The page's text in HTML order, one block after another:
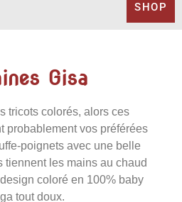
SHOP
Gisa
tricots colorés, alors ces
probablement vos préférées
poignets avec une belle
tiennent les mains au chaud
coloré en 100% baby
tout doux.